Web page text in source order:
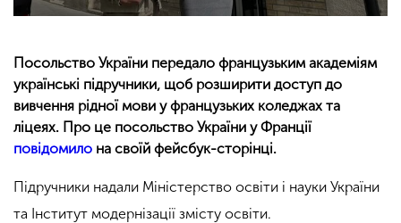
Посольство України передало французьким академіям
українські підручники, щоб розширити доступ до
вивчення рідної мови у французьких коледжах та
ліцеях. Про це посольство України у Франції
повідомило на своїй фейсбук-сторінці.
Підручники надали Міністерство освіти і науки України
та Інститут модернізації змісту освіти.